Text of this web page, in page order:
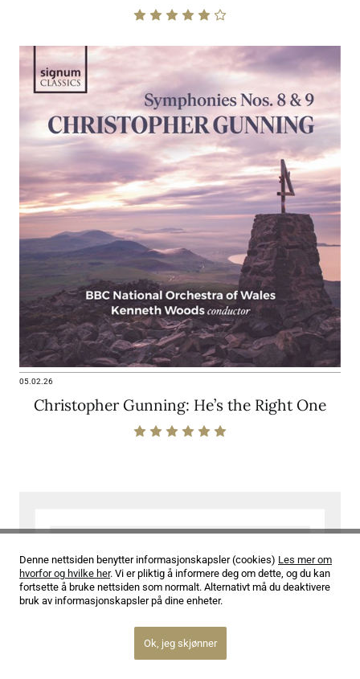
05.02.26
Christopher Gunning: He’s the Right One
Denne nettsiden benytter informasjonskapsler (cookies) Les mer om
hvorfor og hvilke her. Vi er pliktig å informere deg om dette, og du kan
fortsette å bruke nettsiden som normalt. Alternativt må du deaktivere
bruk av informasjonskapsler på dine enheter.
Ok, jeg skjønner